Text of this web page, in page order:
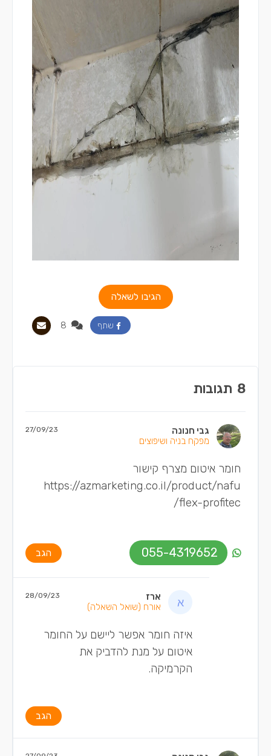
הגיבו לשאלה
שתף
8 תגובות
גבי חנונה
מפקח בניה ושיפוצים
27/09/23
חומר איטום מצרף קישור
https://azmarketing.co.il/product/nafu
flex-profitec/
055-4319652 הגב
ארז
אורח (שואל השאלה)
28/09/23
איזה חומר אפשר ליישם על החומר
איטום על מנת להדביק את
הקרמיקה.
הגב